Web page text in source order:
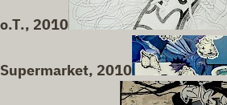
o.T., 2010
Supermarket, 2010